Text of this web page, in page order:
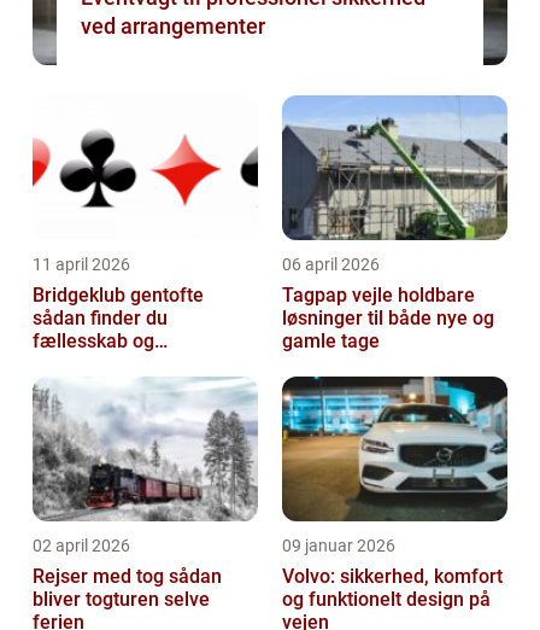
ved arrangementer
11 april 2026
Bridgeklub gentofte
sådan finder du
fællesskab og
06 april 2026
Tagpap vejle holdbare
løsninger til både nye og
gamle tage
02 april 2026
Rejser med tog sådan
bliver togturen selve
ferien
09 januar 2026
Volvo: sikkerhed, komfort
og funktionelt design på
vejen